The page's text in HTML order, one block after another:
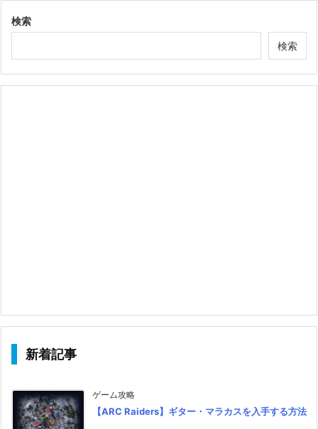
検索
検索
新着記事
ゲーム攻略
【ARC Raiders】ギター・マラカスを入手する方法